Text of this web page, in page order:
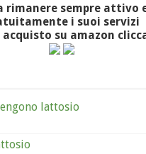
rimanere sempre attivo
i suoi servizi
acquisto su amazon
lattosio